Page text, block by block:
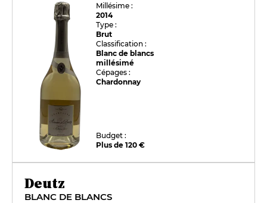
Millésime :
2014
Type :
Brut
Classification :
Blanc de blancs
millésimé
Cépages :
Chardonnay
Budget :
Plus de 120 €
Deutz
BLANC DE BLANCS